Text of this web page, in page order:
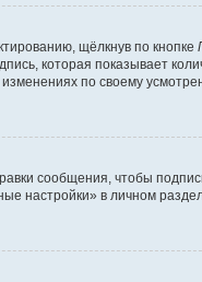
щёлкнув по кнопке
которая показывает
по своему
сообщения, чтобы
настройки» в личном